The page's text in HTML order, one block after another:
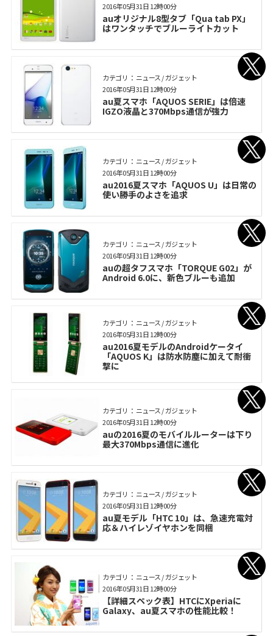
auオリジナル8型タブ「Qua tab PX」
はワンタッチでブルーライトカット
2016年05月31日 12時00分
カテゴリ： ニュース / ガジェット
au夏スマホ「AQUOS SERIE」は倍速
IGZO液晶と370Mbps通信が強力
2016年05月31日 12時00分
カテゴリ： ニュース / ガジェット
au2016夏スマホ「AQUOS U」は日常の
使い勝手のよさを追求
2016年05月31日 12時00分
カテゴリ： ニュース / ガジェット
auの超タフスマホ「TORQUE G02」が
Android 6.0に、新色ブルーも追加
2016年05月31日 12時00分
カテゴリ： ニュース / ガジェット
au2016夏モデルのAndroidケータイ
「AQUOS K」は防水防塵に加えて耐衝
撃に
2016年05月31日 12時00分
カテゴリ： ニュース / ガジェット
auの2016夏のモバイルルーターは下り
最大370Mbps通信に進化
2016年05月31日 12時00分
カテゴリ： ニュース / ガジェット
au夏モデル「HTC 10」は、急速充電対
応＆ハイレゾイヤホンを同梱
2016年05月31日 12時00分
カテゴリ： ニュース / ガジェット
【詳細スペック表】HTCにXperiaに
Galaxy、au夏スマホの性能比較！
2016年05月31日 12時00分